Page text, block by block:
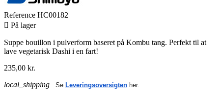
Reference HC00182
 På lager
Suppe bouillon i pulverform baseret på Kombu tang. Perfekt til at
lave vegetarisk Dashi i en fart!
235,00 kr.
local_shipping
Se Leveringsoversigten her.